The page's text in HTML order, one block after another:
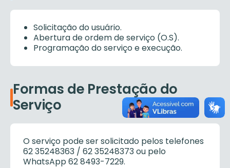
Solicitação do usuário.
Abertura de ordem de serviço (O.S).
Programação do serviço e execução.
Formas de Prestação do
Serviço
O serviço pode ser solicitado pelos telefones
62 35248363 / 62 35248373 ou pelo
WhatsApp 62 8493-7229.